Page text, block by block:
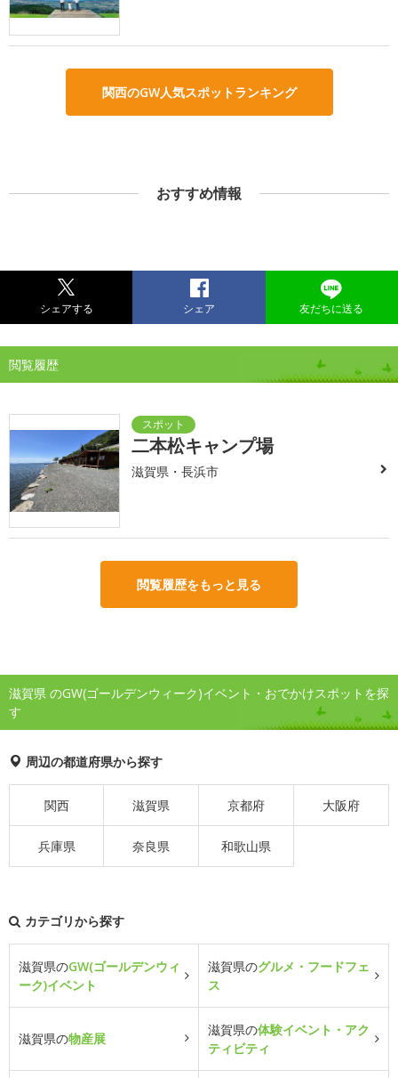
関西のGW人気スポットランキング
おすすめ情報
シェアする シェア 友だちに送る
閲覧履歴
二本松キャンプ場
滋賀県・長浜市
閲覧履歴をもっと見る
滋賀県 のGW(ゴールデンウィーク)イベント・おでかけスポットを探
す
周辺の都道府県から探す
関西 滋賀県 京都府 大阪府
兵庫県 奈良県 和歌山県
カテゴリから探す
滋賀県のGW(ゴールデンウィ
ーク)イベント
滋賀県のグルメ・フードフェ
ス
滋賀県の物産展
滋賀県の体験イベント・アク
ティビティ